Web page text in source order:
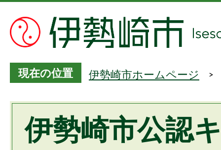
現在の位置 伊勢崎市ホームページ
伊勢崎市公認